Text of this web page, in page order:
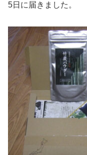
5日に届きました。